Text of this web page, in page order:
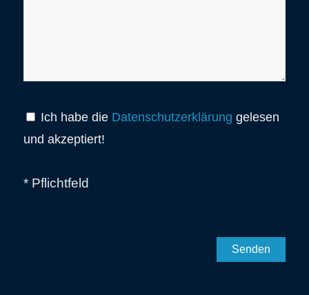
Ich habe die Datenschutzerklärung gelesen
und akzeptiert!
* Pflichtfeld